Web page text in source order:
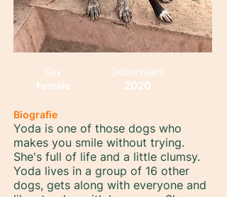
Sex
Female
Geburtsjahr
2020
Biografie
Yoda is one of those dogs who
makes you smile without trying.
She's full of life and a little clumsy.
Yoda lives in a group of 16 other
dogs, gets along with everyone and